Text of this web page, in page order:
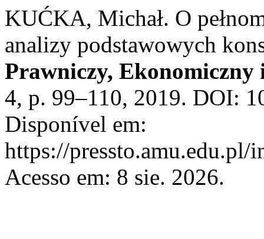
KUĆKA, Michał. O
analizy podstawowych
Prawniczy, Ekonomiczny
4, p. 99–110, 2019. DOI:
Disponível em:
https://
Acesso em: 8 sie. 2026.